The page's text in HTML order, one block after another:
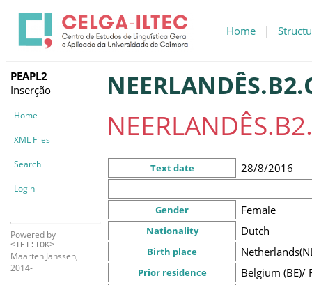
Home |
PEAPL2
Inserção
Home
XML Files
Search
Login
Powered by
<TEI:TOK>
Maarten Janssen,
2014-
Text date 28/8/2016
Gender Female
Nationality Dutch
Birth place
Prior residence Belgium (BE)/